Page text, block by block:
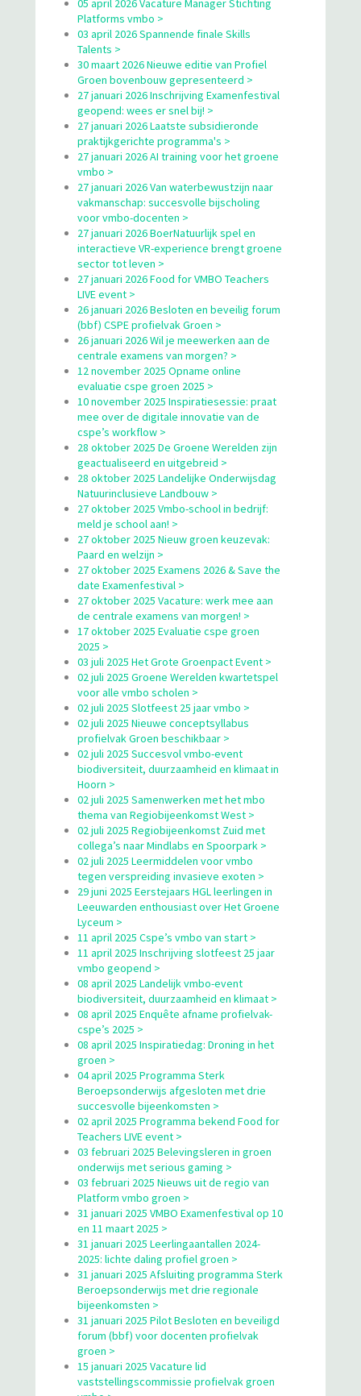
05 april 2026 Vacature Manager Stichting
Platforms vmbo >
03 april 2026 Spannende finale Skills
Talents >
30 maart 2026 Nieuwe editie van Profiel
Groen bovenbouw gepresenteerd >
27 januari 2026 Inschrijving Examenfestival
geopend: wees er snel bij! >
27 januari 2026 Laatste subsidieronde
praktijkgerichte programma's >
27 januari 2026 AI training voor het groene
vmbo >
27 januari 2026 Van waterbewustzijn naar
vakmanschap: succesvolle bijscholing
voor vmbo-docenten >
27 januari 2026 BoerNatuurlijk spel en
interactieve VR-experience brengt groene
sector tot leven >
27 januari 2026 Food for VMBO Teachers
LIVE event >
26 januari 2026 Besloten en beveilig forum
(bbf) CSPE profielvak Groen >
26 januari 2026 Wil je meewerken aan de
centrale examens van morgen? >
12 november 2025 Opname online
evaluatie cspe groen 2025 >
10 november 2025 Inspiratiesessie: praat
mee over de digitale innovatie van de
cspe’s workflow >
28 oktober 2025 De Groene Werelden zijn
geactualiseerd en uitgebreid >
28 oktober 2025 Landelijke Onderwijsdag
Natuurinclusieve Landbouw >
27 oktober 2025 Vmbo-school in bedrijf:
meld je school aan! >
27 oktober 2025 Nieuw groen keuzevak:
Paard en welzijn >
27 oktober 2025 Examens 2026 & Save the
date Examenfestival >
27 oktober 2025 Vacature: werk mee aan
de centrale examens van morgen! >
17 oktober 2025 Evaluatie cspe groen
2025 >
03 juli 2025 Het Grote Groenpact Event >
02 juli 2025 Groene Werelden kwartetspel
voor alle vmbo scholen >
02 juli 2025 Slotfeest 25 jaar vmbo >
02 juli 2025 Nieuwe conceptsyllabus
profielvak Groen beschikbaar >
02 juli 2025 Succesvol vmbo-event
biodiversiteit, duurzaamheid en klimaat in
Hoorn >
02 juli 2025 Samenwerken met het mbo
thema van Regiobijeenkomst West >
02 juli 2025 Regiobijeenkomst Zuid met
collega’s naar Mindlabs en Spoorpark >
02 juli 2025 Leermiddelen voor vmbo
tegen verspreiding invasieve exoten >
29 juni 2025 Eerstejaars HGL leerlingen in
Leeuwarden enthousiast over Het Groene
Lyceum >
11 april 2025 Cspe’s vmbo van start >
11 april 2025 Inschrijving slotfeest 25 jaar
vmbo geopend >
08 april 2025 Landelijk vmbo-event
biodiversiteit, duurzaamheid en klimaat >
08 april 2025 Enquête afname profielvak-
cspe’s 2025 >
08 april 2025 Inspiratiedag: Droning in het
groen >
04 april 2025 Programma Sterk
Beroepsonderwijs afgesloten met drie
succesvolle bijeenkomsten >
02 april 2025 Programma bekend Food for
Teachers LIVE event >
03 februari 2025 Belevingsleren in groen
onderwijs met serious gaming >
03 februari 2025 Nieuws uit de regio van
Platform vmbo groen >
31 januari 2025 VMBO Examenfestival op 10
en 11 maart 2025 >
31 januari 2025 Leerlingaantallen 2024-
2025: lichte daling profiel groen >
31 januari 2025 Afsluiting programma Sterk
Beroepsonderwijs met drie regionale
bijeenkomsten >
31 januari 2025 Pilot Besloten en beveiligd
forum (bbf) voor docenten profielvak
groen >
15 januari 2025 Vacature lid
vaststellingscommissie profielvak groen